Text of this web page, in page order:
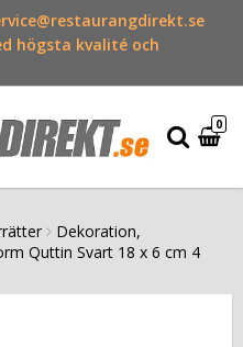
högsta kvalité och
0
Dekoration,
Quttin Svart 18 x 6 cm 4